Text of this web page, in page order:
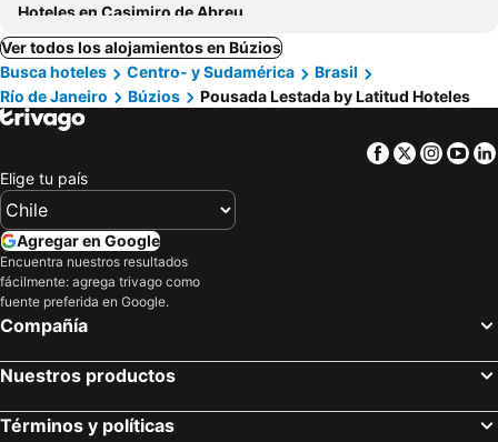
Hoteles en Casimiro de Abreu
Ver todos los alojamientos en Búzios
Busca hoteles
Centro- y Sudamérica
Brasil
Río de Janeiro
Búzios Pousada Lestada by Latitud Hoteles
Facebook
Twitter
Elige tu país
Agregar en Google
Encuentra nuestros resultados
fácilmente: agrega trivago como
fuente preferida en Google.
Compañía
Nuestros productos
Términos y políticas